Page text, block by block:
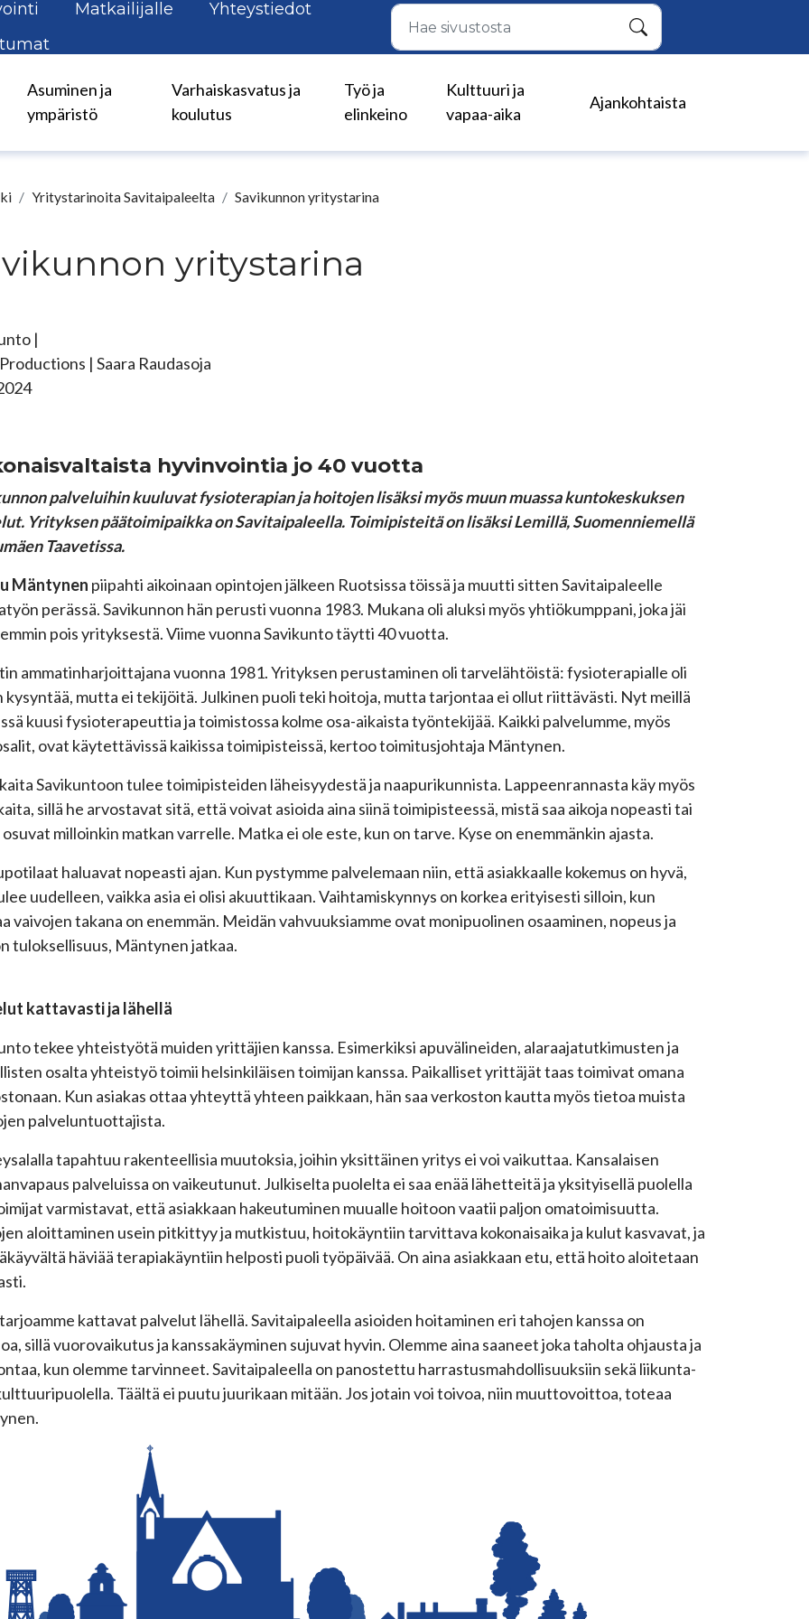
Matkailijalle
Yhteystiedot
Hae
Asuminen ja
ympäristö
Varhaiskasvatus ja
koulutus
Työ ja
elinkeino
Kulttuuri ja
vapaa-aika
Ajankohtaista
Yritystarinoita Savitaipaleelta Savikunnon yritystarina
yritystarina
|
| Saara Raudasoja
hyvinvointia jo 40 vuotta
palveluihin kuuluvat fysioterapian ja hoitojen lisäksi myös muun muassa kuntokeskuksen
Yrityksen päätoimipaikka on Savitaipaleella. Toimipisteitä on lisäksi Lemillä, Suomenniemellä
Taavetissa.
Mäntynen piipahti aikoinaan opintojen jälkeen Ruotsissa töissä ja muutti sitten Savitaipaleelle
perässä. Savikunnon hän perusti vuonna 1983. Mukana oli aluksi myös yhtiökumppani, joka jäi
pois yrityksestä. Viime vuonna Savikunto täytti 40 vuotta.
ammatinharjoittajana vuonna 1981. Yrityksen perustaminen oli tarvelähtöistä: fysioterapialle oli
kysyntää, mutta ei tekijöitä. Julkinen puoli teki hoitoja, mutta tarjontaa ei ollut riittävästi. Nyt meillä
kuusi fysioterapeuttia ja toimistossa kolme osa-aikaista työntekijää. Kaikki palvelumme, myös
ovat käytettävissä kaikissa toimipisteissä, kertoo toimitusjohtaja Mäntynen.
Savikuntoon tulee toimipisteiden läheisyydestä ja naapurikunnista. Lappeenrannasta käy myös
sillä he arvostavat sitä, että voivat asioida aina siinä toimipisteessä, mistä saa aikoja nopeasti tai
milloinkin matkan varrelle. Matka ei ole este, kun on tarve. Kyse on enemmänkin ajasta.
haluavat nopeasti ajan. Kun pystymme palvelemaan niin, että asiakkaalle kokemus on hyvä,
uudelleen, vaikka asia ei olisi akuuttikaan. Vaihtamiskynnys on korkea erityisesti silloin, kun
vaivojen takana on enemmän. Meidän vahvuuksiamme ovat monipuolinen osaaminen, nopeus ja
tuloksellisuus, Mäntynen jatkaa.
kattavasti ja lähellä
tekee yhteistyötä muiden yrittäjien kanssa. Esimerkiksi apuvälineiden, alaraajatutkimusten ja
osalta yhteistyö toimii helsinkiläisen toimijan kanssa. Paikalliset yrittäjät taas toimivat omana
Kun asiakas ottaa yhteyttä yhteen paikkaan, hän saa verkoston kautta myös tietoa muista
palveluntuottajista.
tapahtuu rakenteellisia muutoksia, joihin yksittäinen yritys ei voi vaikuttaa. Kansalaisen
palveluissa on vaikeutunut. Julkiselta puolelta ei saa enää lähetteitä ja yksityisellä puolella
varmistavat, että asiakkaan hakeutuminen muualle hoitoon vaatii paljon omatoimisuutta.
aloittaminen usein pitkittyy ja mutkistuu, hoitokäyntiin tarvittava kokonaisaika ja kulut kasvavat, ja
häviää terapiakäyntiin helposti puoli työpäivää. On aina asiakkaan etu, että hoito aloitetaan
kattavat palvelut lähellä. Savitaipaleella asioiden hoitaminen eri tahojen kanssa on
sillä vuorovaikutus ja kanssakäyminen sujuvat hyvin. Olemme aina saaneet joka taholta ohjausta ja
kun olemme tarvinneet. Savitaipaleella on panostettu harrastusmahdollisuuksiin sekä liikunta-
Täältä ei puutu juurikaan mitään. Jos jotain voi toivoa, niin muuttovoittoa, toteaa